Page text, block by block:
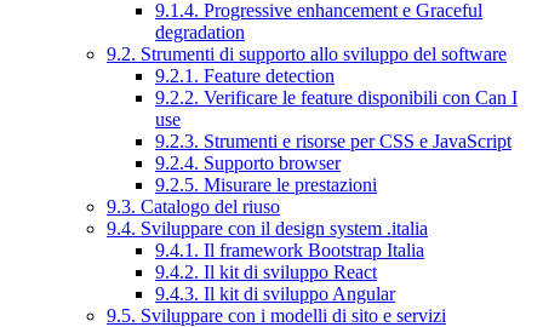
9.1.4. Progressive enhancement e Graceful
degradation
9.2. Strumenti di supporto allo sviluppo del software
9.2.1. Feature detection
9.2.2. Verificare le feature disponibili con Can I
use
9.2.3. Strumenti e risorse per CSS e JavaScript
9.2.4. Supporto browser
9.2.5. Misurare le prestazioni
9.3. Catalogo del riuso
9.4. Sviluppare con il design system .italia
9.4.1. Il framework Bootstrap Italia
9.4.2. Il kit di sviluppo React
9.4.3. Il kit di sviluppo Angular
9.5. Sviluppare con i modelli di sito e servizi